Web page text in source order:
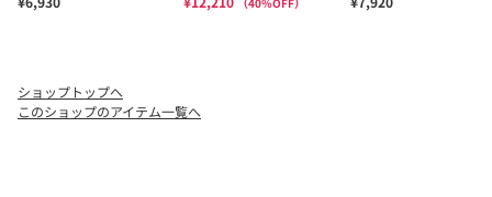
ショップトップへ
このショップのアイテム一覧へ